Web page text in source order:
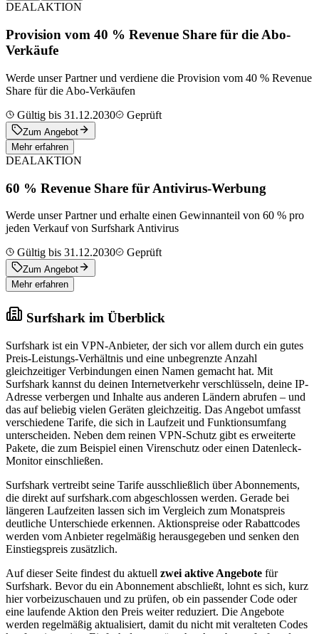
DEALAKTION
Provision vom 40 % Revenue Share für die Abo-
Verkäufe
Werde unser Partner und verdiene die Provision vom 40 % Revenue
Share für die Abo-Verkäufen
Gültig bis 31.12.2030
Geprüft
Zum Angebot
Mehr erfahren
DEALAKTION
60 % Revenue Share für Antivirus-Werbung
Werde unser Partner und erhalte einen Gewinnanteil von 60 % pro
jeden Verkauf von Surfshark Antivirus
Gültig bis 31.12.2030
Geprüft
Zum Angebot
Mehr erfahren
Surfshark im Überblick
Surfshark ist ein VPN-Anbieter, der sich vor allem durch ein gutes
Preis-Leistungs-Verhältnis und eine unbegrenzte Anzahl
gleichzeitiger Verbindungen einen Namen gemacht hat. Mit
Surfshark kannst du deinen Internetverkehr verschlüsseln, deine IP-
Adresse verbergen und Inhalte aus anderen Ländern abrufen – und
das auf beliebig vielen Geräten gleichzeitig. Das Angebot umfasst
verschiedene Tarife, die sich in Laufzeit und Funktionsumfang
unterscheiden. Neben dem reinen VPN-Schutz gibt es erweiterte
Pakete, die zum Beispiel einen Virenschutz oder einen Datenleck-
Monitor einschließen.
Surfshark vertreibt seine Tarife ausschließlich über Abonnements,
die direkt auf surfshark.com abgeschlossen werden. Gerade bei
längeren Laufzeiten lassen sich im Vergleich zum Monatspreis
deutliche Unterschiede erkennen. Aktionspreise oder Rabattcodes
werden vom Anbieter regelmäßig herausgegeben und senken den
Einstiegspreis zusätzlich.
Auf dieser Seite findest du aktuell zwei aktive Angebote für
Surfshark. Bevor du ein Abonnement abschließt, lohnt es sich, kurz
hier vorbeizuschauen und zu prüfen, ob ein passender Code oder
eine laufende Aktion den Preis weiter reduziert. Die Angebote
werden regelmäßig aktualisiert, damit du nicht mit veralteten Codes